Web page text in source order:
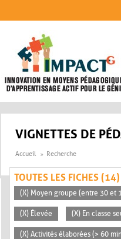
VIGNETTES DE
Accueil Recherche
TOUTES LES FICHES (14)
(X) Moyen groupe (entre 30 et
(X) Élevée (X) En classe
(X) Activités élaborées (> 60